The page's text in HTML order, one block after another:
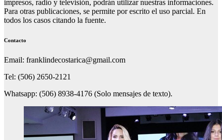
impresos, radio y televisión, podrán utilizar nuestras informaciones.
Para otras publicaciones, se permite por escrito el uso parcial. En
todos los casos citando la fuente.
Contacto
Email: franklindecostarica@gmail.com
Tel: (506) 2650-2121
Whatsapp: (506) 8938-4176 (Solo mensajes de texto).